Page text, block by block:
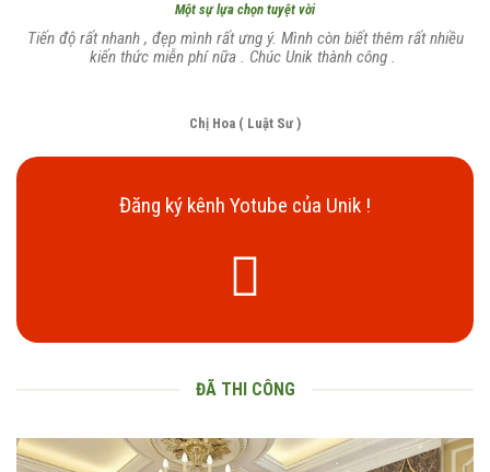
Một sự lựa chọn tuyệt vời
Tiến độ rất nhanh , đẹp mình rất ưng ý. Mình còn biết thêm rất nhiều
kiến thức miễn phí nữa . Chúc Unik thành công .
Chị Hoa ( Luật Sư )
Đăng ký kênh Yotube của Unik !
ĐÃ THI CÔNG